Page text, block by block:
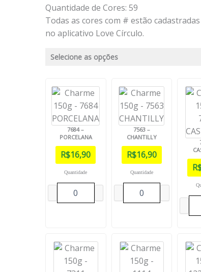
Quantidade de Cores: 59
Todas as cores com # estão
no aplicativo Love Círculo.
Selecione as opções
7684 –
PORCELANA
R$16,90
Quantidade
7563 –
CHANTILLY
R$16,90
Quantidade